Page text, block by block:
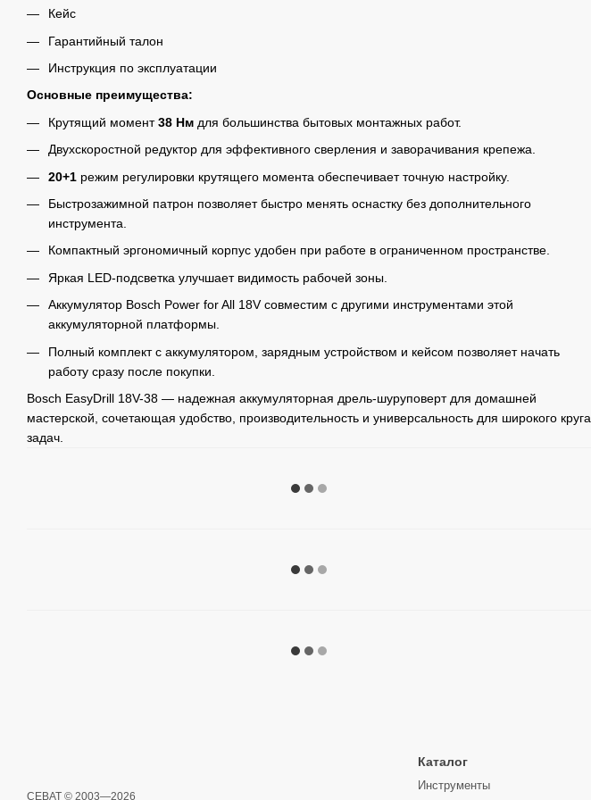
Кейс
Гарантийный талон
Инструкция по эксплуатации
Основные преимущества:
Крутящий момент38 Нм для большинства бытовых монтажных работ.
Двухскоростной редуктор для эффективного сверления и заворачивания крепежа.
20+1 режим регулировки крутящего момента обеспечивает точную настройку.
Быстрозажимной патрон позволяет быстро менять оснастку без дополнительного
инструмента.
Компактный эргономичный корпус удобен при работе в ограниченном пространстве.
Яркая LED-подсветка улучшает видимость рабочей зоны.
Аккумулятор Bosch Power for All 18V совместим с другими инструментами этой
аккумуляторной платформы.
Полный комплект с аккумулятором, зарядным устройством и кейсом позволяет начать
работу сразу после покупки.
Bosch EasyDrill 18V-38 — надежная аккумуляторная дрель-шуруповерт для домашней
мастерской, сочетающая удобство, производительность и универсальность для широкого круга
задач.
СЕВАТ © 2003—2026
Каталог
Инструменты